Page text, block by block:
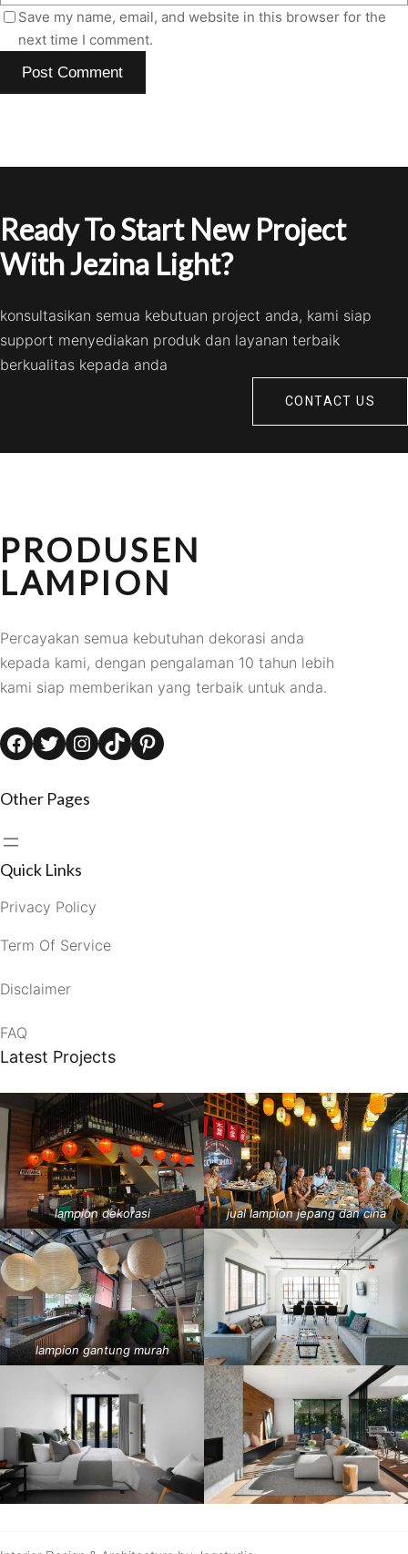
Save my name, email, and website in this browser for the
next time I comment.
Ready To Start New Project
With Jezina Light?
konsultasikan semua kebutuan project anda, kami siap
support menyediakan produk dan layanan terbaik
berkualitas kepada anda
CONTACT US
PRODUSEN
LAMPION
Percayakan semua kebutuhan dekorasi anda
kepada kami, dengan pengalaman 10 tahun lebih
kami siap memberikan yang terbaik untuk anda.
Facebook Twitter Instagram TikTok Pinterest
Other Pages
Quick Links
Privacy Policy
Term Of Service
Disclaimer
FAQ
Latest Projects
lampion dekorasi jual lampion jepang dan cina
lampion gantung murah